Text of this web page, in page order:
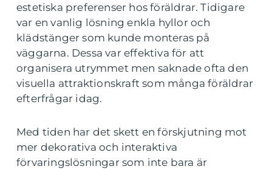
estetiska preferenser hos föräldrar. Tidigare
var en vanlig lösning enkla hyllor och
klädstänger som kunde monteras på
väggarna. Dessa var effektiva för att
organisera utrymmet men saknade ofta den
visuella attraktionskraft som många föräldrar
efterfrågar idag.
Med tiden har det skett en förskjutning mot
mer dekorativa och interaktiva
förvaringslösningar som inte bara är